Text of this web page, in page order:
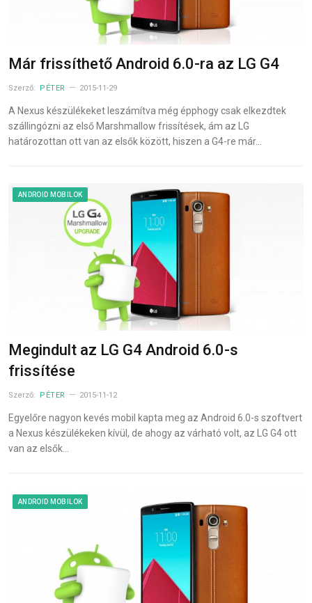
Már frissíthető Android 6.0-ra az LG G4
Szerző: PÉTER 2015-11-29
A Nexus készülékeket leszámítva még épphogy csak elkezdtek
szállingózni az első Marshmallow frissítések, ám az LG
határozottan ott van az elsők között, hiszen a G4-re már…
ANDROID MOBILOK
Megindult az LG G4 Android 6.0-s
frissítése
Szerző: PÉTER 2015-11-12
Egyelőre nagyon kevés mobil kapta meg az Android 6.0-s szoftvert
a Nexus készülékeken kívül, de ahogy az várható volt, az LG G4 ott
van az elsők…
ANDROID MOBILOK